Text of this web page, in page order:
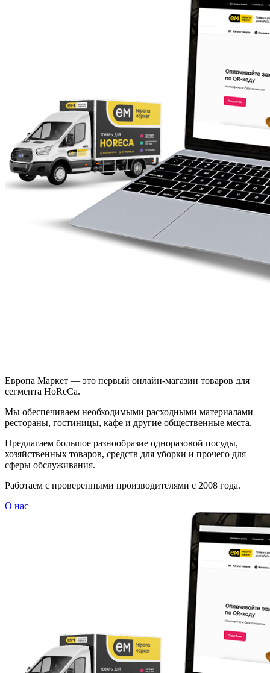
Европа Маркет — это первый онлайн-магазин товаров для
сегмента HoReCa.
Мы обеспечиваем необходимыми расходными материалами
рестораны, гостиницы, кафе и другие общественные места.
Предлагаем большое разнообразие одноразовой посуды,
хозяйственных товаров, средств для уборки и прочего для
сферы обслуживания.
Работаем с проверенными производителями с 2008 года.
О нас